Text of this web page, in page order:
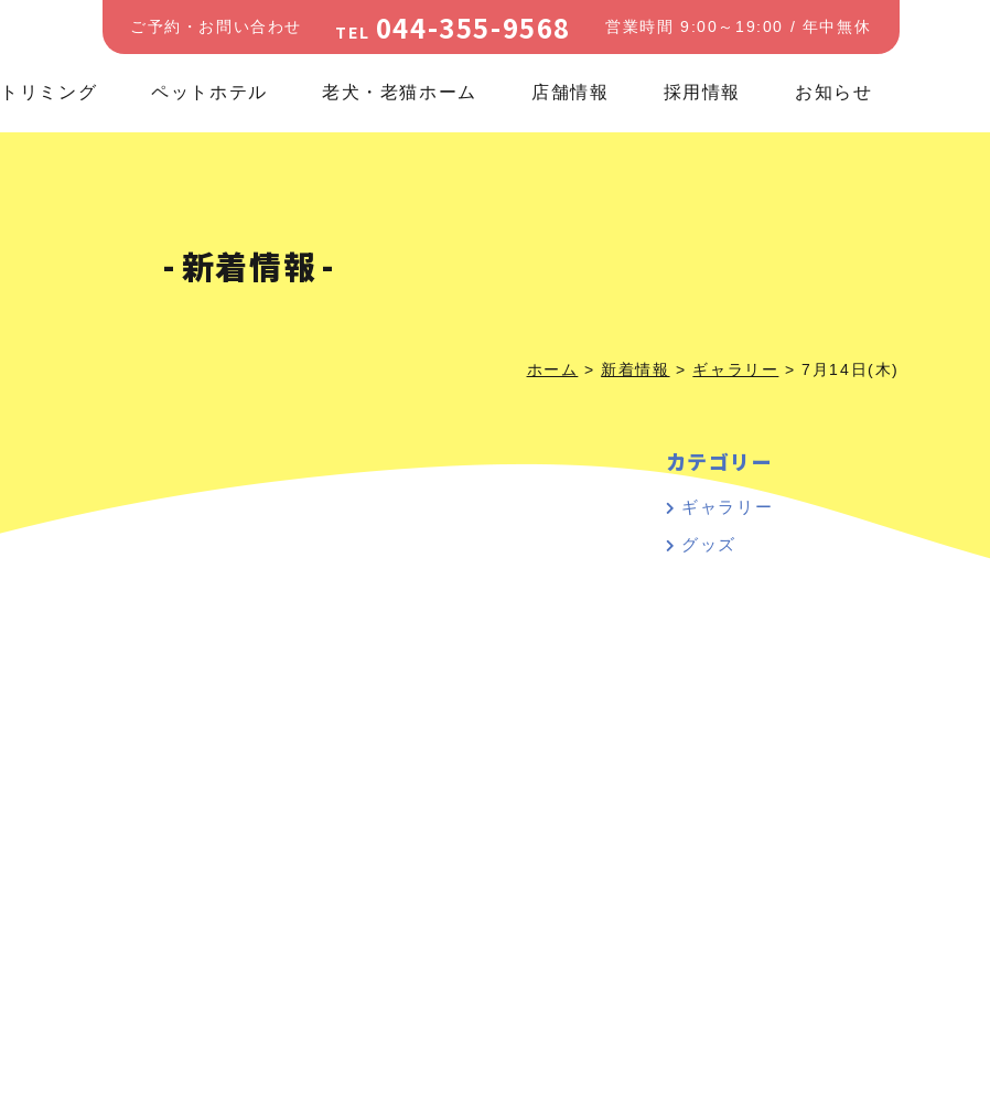
ご予約・お問い合わせ TEL 044-355-9568 営業時間 9:00～19:00 / 年中無休
トリミング ペットホテル 老犬・老猫ホーム 店舗情報 採用情報 お知らせ
新着情報
ホーム > 新着情報 > ギャラリー >7月14日(木)
カテゴリー
ギャラリー
グッズ